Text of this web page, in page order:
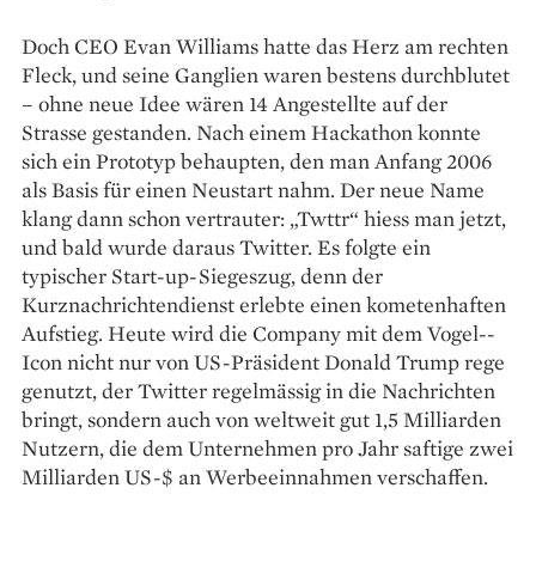
Doch CEO Evan Williams hatte das Herz am rechten
Fleck, und seine Ganglien waren bestens durchblutet
– ohne neue Idee ­wären 14 Angestellte auf der
Strasse gestanden. Nach einem Hackathon konnte
sich ein Prototyp behaupten, den man Anfang 2006
als Basis für einen Neustart nahm. Der neue Name
klang dann schon ­vertrauter: „Twttr“ hiess man jetzt,
und bald wurde daraus Twitter. Es folgte ein
typischer Start-up-Siegeszug, denn der
Kurznachrichtendienst ­erlebte einen kometenhaften
Aufstieg. Heute wird die Company mit dem Vogel-­
Icon nicht nur von US-Präsident Donald Trump rege
genutzt, der Twitter regelmässig in die Nachrichten
bringt, sondern auch von weltweit gut 1,5 Milliarden
Nutzern, die dem Unternehmen pro Jahr saftige zwei
Milliarden US-$ an Werbe­einnahmen verschaffen.